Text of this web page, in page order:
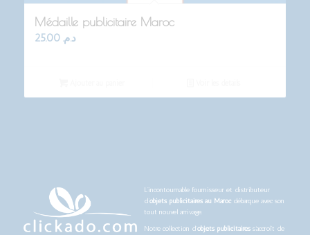
Médaille publicitaire Maroc
د.م. 25.00
L’incontournable fournisseur et distributeur
d’objets publicitaires au Marocdébarque avec son
tout nouvel arrivage.
Notre collection d’objets publicitairess’accroît de